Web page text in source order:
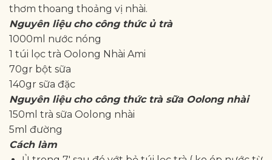
thơm thoang thoảng vị nhài.
Nguyên liệu cho công thức ủ trà
1000ml nước nóng
1 túi lọc trà Oolong Nhài Ami
70gr bột sữa
140gr sữa đặc
Nguyên liệu cho công thức trà sữa Oolong nhài
150ml trà sữa Oolong nhài
5ml đường
Cách làm